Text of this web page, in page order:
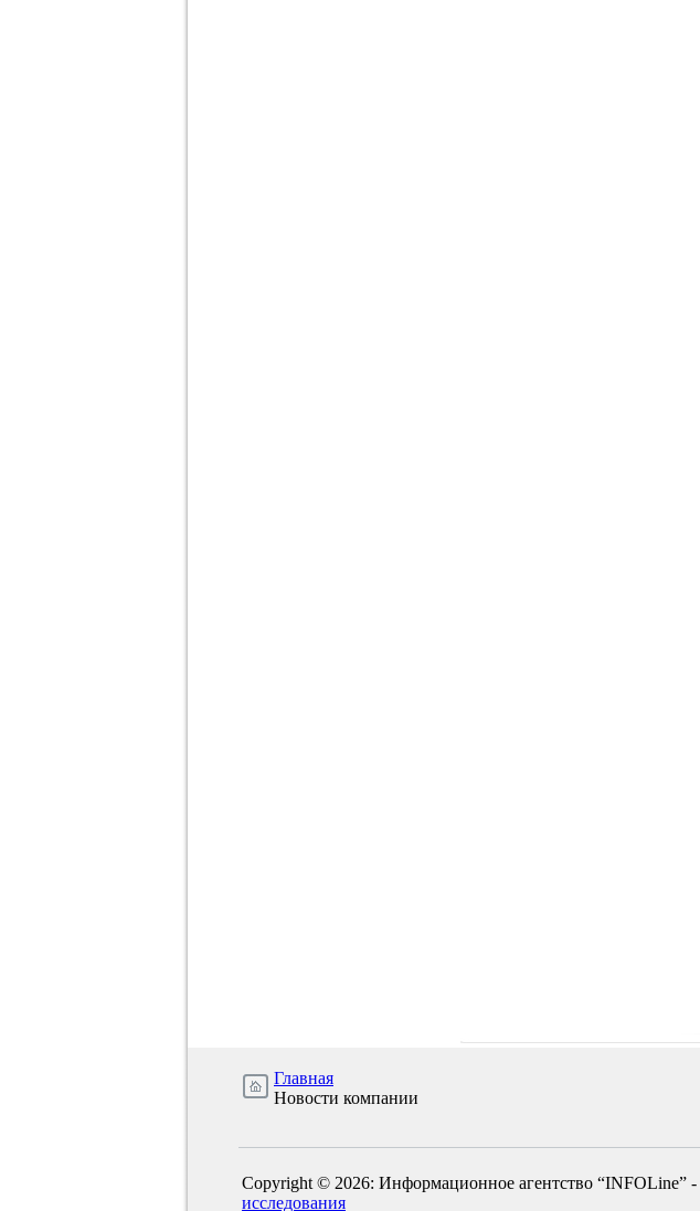
Главная
Новости компании
Copyright © 2026: Информационное агентство “INFOLine” -
исследования